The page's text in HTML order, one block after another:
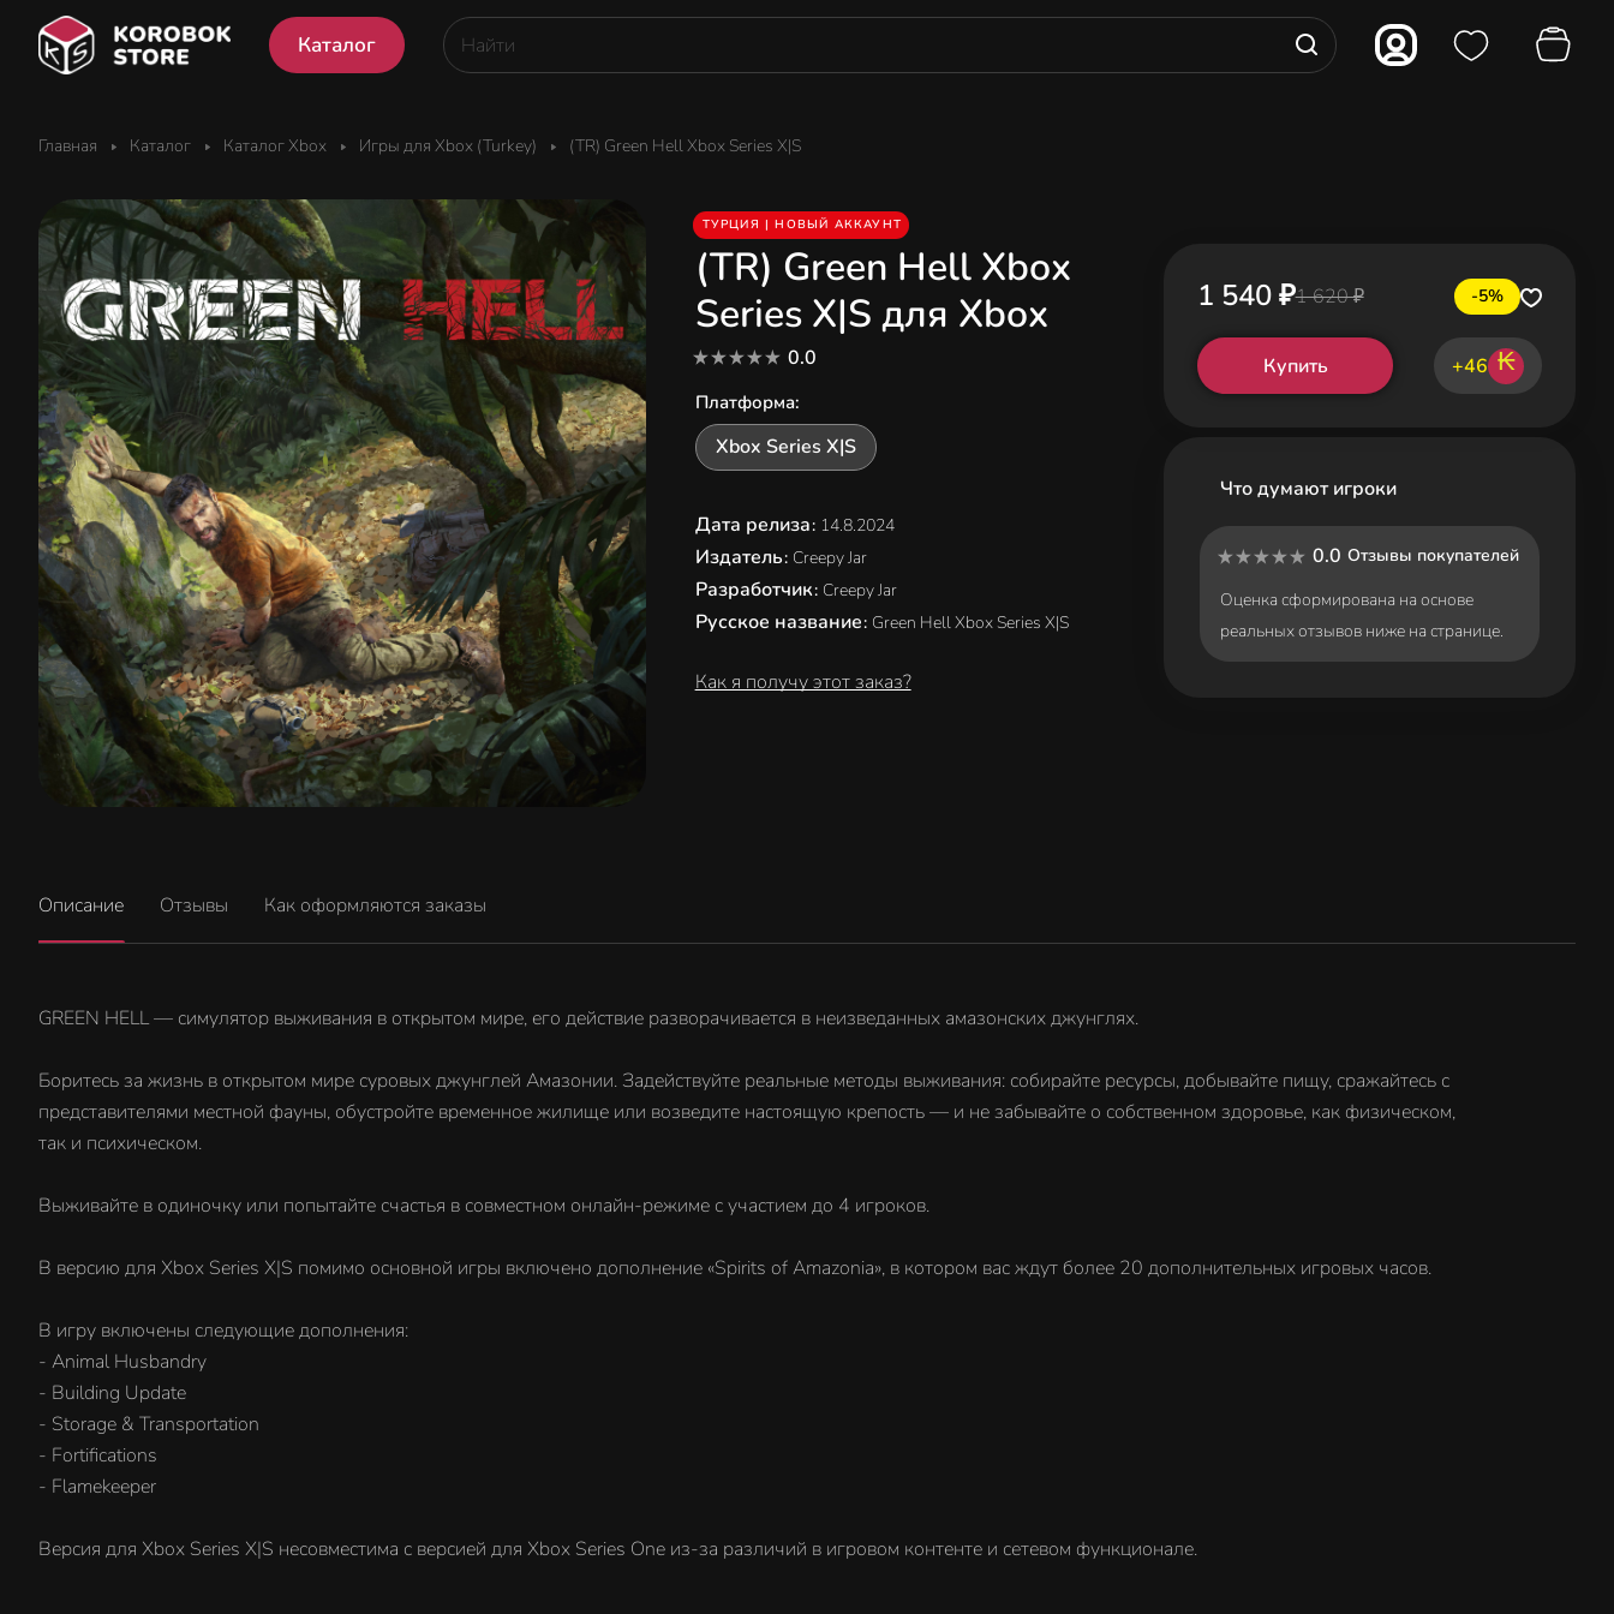
Каталог
Главная Каталог Каталог Xbox Игры для Xbox (Turkey) (TR) Green Hell Xbox Series X|S
ТУРЦИЯ | НОВЫЙ АККАУНТ
(TR) Green Hell Xbox
Series X|S для Xbox
0.0
Платформа:
Xbox Series X|S
Дата релиза: 14.8.2024
Издатель: Creepy Jar
Разработчик: Creepy Jar
Русское название: Green Hell Xbox Series X|S
Как я получу этот заказ?
1 540 ₽1 620 ₽ -5%
Купить +46 ₭
Что думают игроки
0.0 Отзывы покупателей
Оценка сформирована на основе
реальных отзывов ниже на странице.
Описание Отзывы Как оформляются заказы
GREEN HELL — симулятор выживания в открытом мире, его действие разворачивается в неизведанных амазонских джунглях.
Боритесь за жизнь в открытом мире суровых джунглей Амазонии. Задействуйте реальные методы выживания: собирайте ресурсы, добывайте пищу, сражайтесь с
представителями местной фауны, обустройте временное жилище или возведите настоящую крепость — и не забывайте о собственном здоровье, как физическом,
так и психическом.
Выживайте в одиночку или попытайте счастья в совместном онлайн-режиме с участием до 4 игроков.
В версию для Xbox Series X|S помимо основной игры включено дополнение «Spirits of Amazonia», в котором вас ждут более 20 дополнительных игровых часов.
В игру включены следующие дополнения:
- Animal Husbandry
- Building Update
- Storage & Transportation
- Fortifications
- Flamekeeper
Версия для Xbox Series X|S несовместима с версией для Xbox Series One из-за различий в игровом контенте и сетевом функционале.